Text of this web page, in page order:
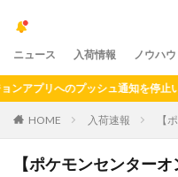
ニュース 入荷情報 ノウハウ
リへのプッシュ通知を停止いたし
HOME 入荷速報 【
【ポケモンセンター